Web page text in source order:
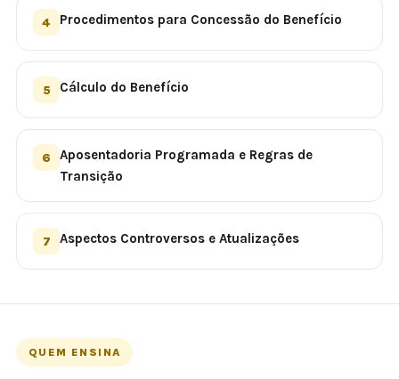
4 Procedimentos para Concessão do Benefício
5 Cálculo do Benefício
6
Aposentadoria Programada e Regras de
Transição
7 Aspectos Controversos e Atualizações
QUEM ENSINA